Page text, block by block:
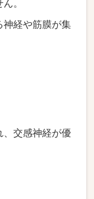
。
神経や筋膜が集
、交感神経が優